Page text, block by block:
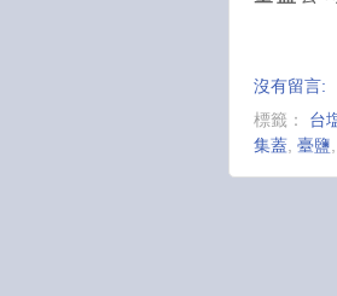
沒有留言:
標籤： 台
集蓋 臺鹽